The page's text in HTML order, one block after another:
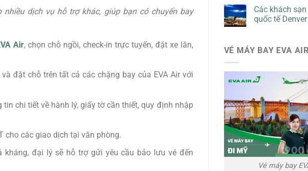
dịch vụ hỗ trợ khác, giúp bạn có chuyến bay
Air, chọn chỗ ngồi, check-in trực tuyến, đặt xe lăn,
đặt chỗ trên tất cả các chặng bay của EVA Air với
tin chi tiết về hành lý, giấy tờ cần thiết, quy định nhập
cho các giao dịch tại văn phòng.
kháng, đại lý sẽ hỗ trợ gửi yêu cầu bảo lưu vé đến
Các khách
quốc tế Denver
VÉ MÁY BAY EVA
Vé máy bay